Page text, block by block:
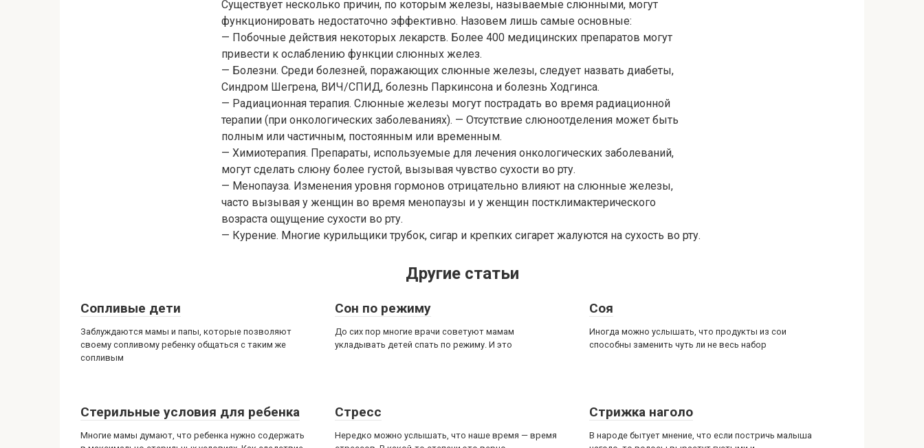
Существует несколько причин, по которым железы, называемые слюнными, могут
функционировать недостаточно эффективно. Назовем лишь самые основные:
— Побочные действия некоторых лекарств. Более 400 медицинских препаратов могут
привести к ослаблению функции слюнных желез.
— Болезни. Среди болезней, поражающих слюнные железы, следует назвать диабеты,
Синдром Шегрена, ВИЧ/СПИД, болезнь Паркинсона и болезнь Ходгинса.
— Радиационная терапия. Слюнные железы могут пострадать во время радиационной
терапии (при онкологических заболеваниях). — Отсутствие слюноотделения может быть
полным или частичным, постоянным или временным.
— Химиотерапия. Препараты, используемые для лечения онкологических заболеваний,
могут сделать слюну более густой, вызывая чувство сухости во рту.
— Менопауза. Изменения уровня гормонов отрицательно влияют на слюнные железы,
часто вызывая у женщин во время менопаузы и у женщин постклимактерического
возраста ощущение сухости во рту.
— Курение. Многие курильщики трубок, сигар и крепких сигарет жалуются на сухость во рту.
Другие статьи
Сопливые дети
Заблуждаются мамы и папы, которые позволяют
своему сопливому ребенку общаться с таким же
сопливым
Сон по режиму
До сих пор многие врачи советуют мамам
укладывать детей спать по режиму. И это
Соя
Иногда можно услышать, что продукты из сои
способны заменить чуть ли не весь набор
Стерильные условия для ребенка
Многие мамы думают, что ребенка нужно содержать
Стресс
Нередко можно услышать, что наше время — время
Стрижка наголо
В народе бытует мнение, что если постричь малыша